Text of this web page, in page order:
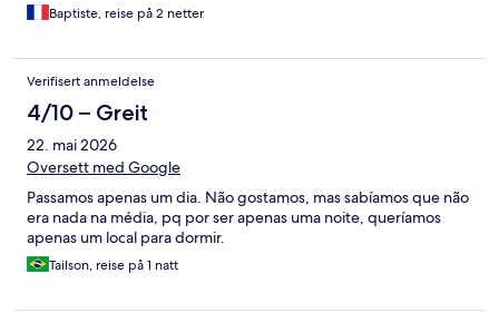
Baptiste, reise på 2 netter
Verifisert anmeldelse
4/10 – Greit
22. mai 2026
Oversett med Google
Passamos apenas um dia. Não gostamos, mas sabíamos que não
era nada na média, pq por ser apenas uma noite, queríamos
apenas um local para dormir.
Tailson, reise på 1 natt